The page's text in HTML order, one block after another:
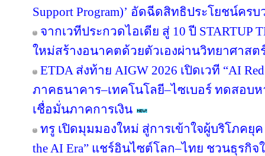
Support Program)’ อัดฉีดสิทธิประโยชน์ครบ
จากเวทีประกวดไอเดีย สู่ 10 ปี STARTUP
ใหม่สร้างอนาคตด้วยตัวเองผ่านวิทยาศาสต
ETDA ส่งท้าย AIGW 2026 เปิดเวที “AI
ภาคธนาคาร–เทคโนโลยี–ไซเบอร์ ทดสอบห
เชื่อมั่นภาคการเงิน
ทรู เปิดมุมมองใหม่ สู่การเข้าใจผู้บริโภคยุค
the AI Era” แชร์อินไซต์โลก–ไทย ชวนธุรกิจ